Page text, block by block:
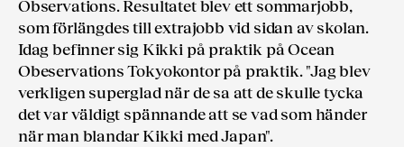
Observations. Resultatet blev ett sommarjobb,
som förlängdes till extrajobb vid sidan av skolan.
Idag befinner sig Kikki på praktik på Ocean
Obeservations Tokyokontor på praktik. "Jag blev
verkligen superglad när de sa att de skulle tycka
det var väldigt spännande att se vad som händer
när man blandar Kikki med Japan".